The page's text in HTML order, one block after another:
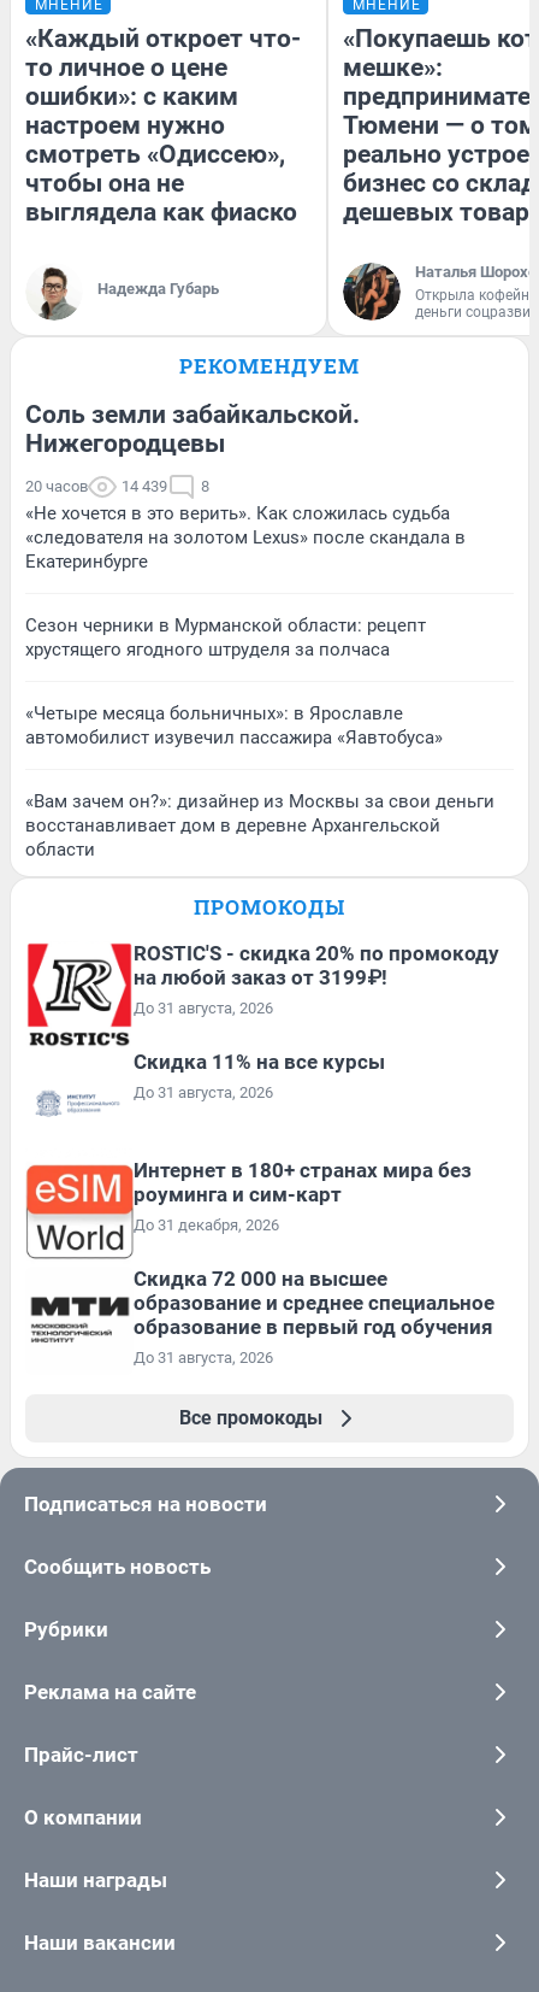
МНЕНИЕ
«Каждый откроет что-
то личное о цене
ошибки»: с каким
настроем нужно
смотреть «Одиссею»,
чтобы она не
выглядела как фиаско
Надежда Губарь
МНЕНИЕ
«Покупаешь
мешке»:
Тюмени — о
реально
бизнес со
дешевых
Наталья
Открыла
деньги
РЕКОМЕНДУЕМ
Соль земли забайкальской.
Нижегородцевы
20 часов 14 439 8
«Не хочется в это верить». Как сложилась судьба
«следователя на золотом Lexus» после скандала в
Екатеринбурге
Сезон черники в Мурманской области: рецепт
хрустящего ягодного штруделя за полчаса
«Четыре месяца больничных»: в Ярославле
автомобилист изувечил пассажира «Яавтобуса»
«Вам зачем он?»: дизайнер из Москвы за свои деньги
восстанавливает дом в деревне Архангельской
области
ПРОМОКОДЫ
ROSTIC'S - скидка 20% по промокоду
на любой заказ от 3199₽!
До 31 августа, 2026
Скидка 11% на все курсы
До 31 августа, 2026
Интернет в 180+ странах мира без
роуминга и сим-карт
До 31 декабря, 2026
Скидка 72 000 на высшее
образование и среднее специальное
образование в первый год обучения
До 31 августа, 2026
Все промокоды
Подписаться на новости
Сообщить новость
Рубрики
Реклама на сайте
Прайс-лист
О компании
Наши награды
Наши вакансии